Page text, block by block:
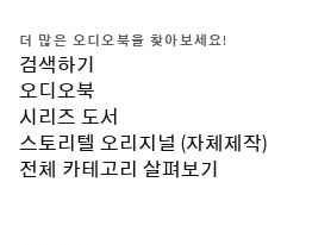
더 많은 오디오북을 찾아보세요!
검색하기
오디오북
시리즈 도서
스토리텔 오리지널 (자체제작)
전체 카테고리 살펴보기